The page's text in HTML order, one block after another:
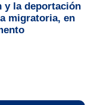
y la deportación
migratoria, en